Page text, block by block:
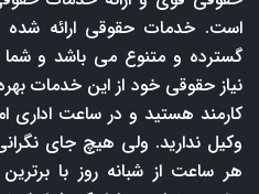
است. خدمات حقوقی ارائه شده
گسترده و متنوع می باشد و شما
نیاز حقوقی خود از این خدمات
کارمند هستید و در ساعت اداری
وکیل ندارید. ولی هیچ جای
هر ساعت از شبانه روز با